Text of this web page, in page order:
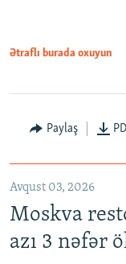
Ətraflı burada oxuyun
Paylaş
Avqust 03, 2026
Moskva
azı 3 nəfər